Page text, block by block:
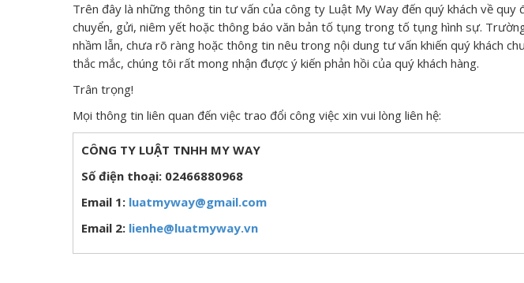
Trên đây là những thông tin tư vấn của công ty Luật My Way đến quý khách về quy
chuyển, gửi, niêm yết hoặc thông báo văn bản tố tụng trong tố tụng hình sự.
nhầm lẫn, chưa rõ ràng hoặc thông tin nêu trong nội dung tư vấn khiến quý khách
thắc mắc, chúng tôi rất mong nhận được ý kiến phản hồi của quý khách hàng.
Trân trọng!
Mọi thông tin liên quan đến việc trao đổi công việc xin vui lòng liên hệ:
CÔNG TY LUẬT TNHH MY WAY
Số điện thoại: 02466880968
Email 1: luatmyway@gmail.com
Email 2: lienhe@luatmyway.vn